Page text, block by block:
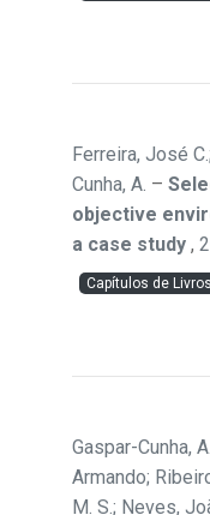
Ferreira, José
Cunha, A. –
objective
a case study ,
Capítulos de Livros
Gaspar-Cunha,
Armando;
M. S.; Neves,